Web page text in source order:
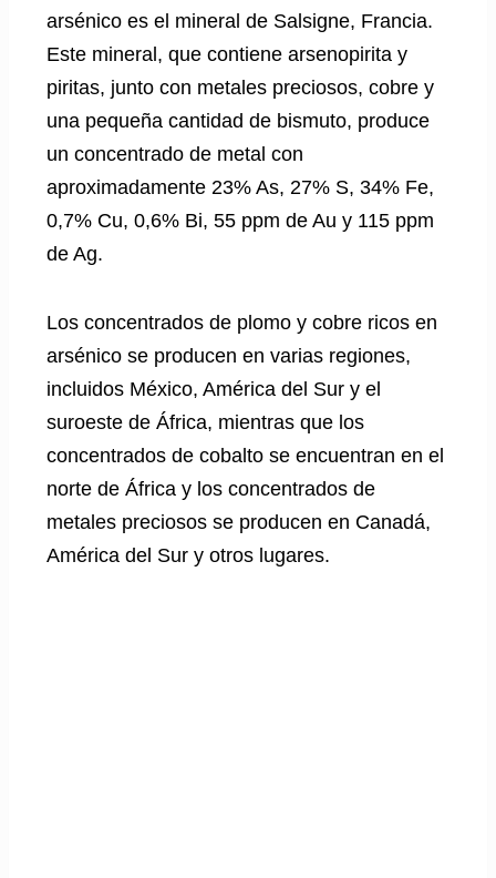
arsénico es el mineral de Salsigne, Francia.
Este mineral, que contiene arsenopirita y
piritas, junto con metales preciosos, cobre y
una pequeña cantidad de bismuto, produce
un concentrado de metal con
aproximadamente 23% As, 27% S, 34% Fe,
0,7% Cu, 0,6% Bi, 55 ppm de Au y 115 ppm
de Ag.
Los concentrados de plomo y cobre ricos en
arsénico se producen en varias regiones,
incluidos México, América del Sur y el
suroeste de África, mientras que los
concentrados de cobalto se encuentran en el
norte de África y los concentrados de
metales preciosos se producen en Canadá,
América del Sur y otros lugares.